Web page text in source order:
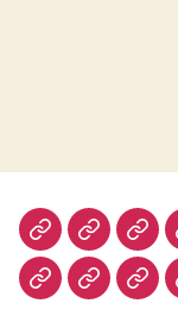
טבעוניסלטים
צמחונידגים